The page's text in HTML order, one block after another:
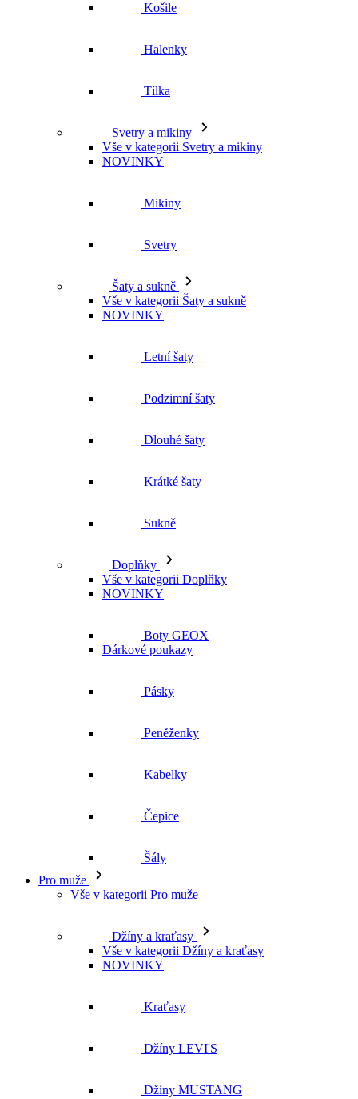
Košile
Halenky
Tílka
Svetry a mikiny
Vše v kategorii Svetry a mikiny
NOVINKY
Mikiny
Svetry
Šaty a sukně
Vše v kategorii Šaty a sukně
NOVINKY
Letní šaty
Podzimní šaty
Dlouhé šaty
Krátké šaty
Sukně
Doplňky
Vše v kategorii Doplňky
NOVINKY
Boty GEOX
Dárkové poukazy
Pásky
Peněženky
Kabelky
Čepice
Šály
Pro muže
Vše v kategorii Pro muže
Džíny a kraťasy
Vše v kategorii Džíny a kraťasy
NOVINKY
Kraťasy
Džíny LEVI'S
Džíny MUSTANG